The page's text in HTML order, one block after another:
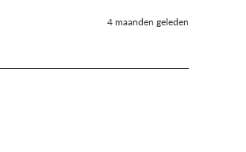
4 maanden geleden